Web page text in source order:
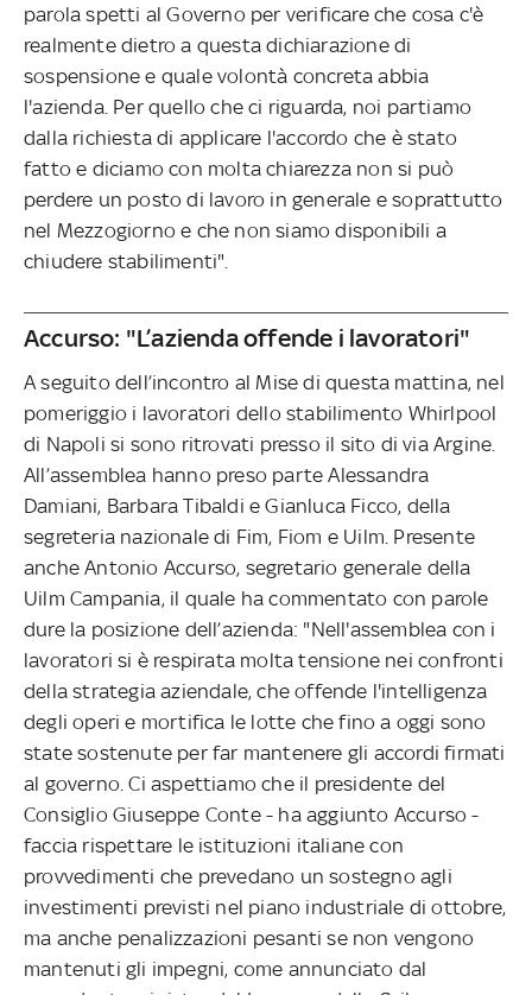
parola spetti al Governo per verificare che cosa c'è
realmente dietro a questa dichiarazione di
sospensione e quale volontà concreta abbia
l'azienda. Per quello che ci riguarda, noi partiamo
dalla richiesta di applicare l'accordo che è stato
fatto e diciamo con molta chiarezza non si può
perdere un posto di lavoro in generale e soprattutto
nel Mezzogiorno e che non siamo disponibili a
chiudere stabilimenti".
Accurso: "L’azienda offende i lavoratori"
A seguito dell’incontro al Mise di questa mattina, nel
pomeriggio i lavoratori dello stabilimento Whirlpool
di Napoli si sono ritrovati presso il sito di via Argine.
All’assemblea hanno preso parte Alessandra
Damiani, Barbara Tibaldi e Gianluca Ficco, della
segreteria nazionale di Fim, Fiom e Uilm. Presente
anche Antonio Accurso, segretario generale della
Uilm Campania, il quale ha commentato con parole
dure la posizione dell’azienda: "Nell'assemblea con i
lavoratori si è respirata molta tensione nei confronti
della strategia aziendale, che offende l'intelligenza
degli operi e mortifica le lotte che fino a oggi sono
state sostenute per far mantenere gli accordi firmati
al governo. Ci aspettiamo che il presidente del
Consiglio Giuseppe Conte - ha aggiunto Accurso -
faccia rispettare le istituzioni italiane con
provvedimenti che prevedano un sostegno agli
investimenti previsti nel piano industriale di ottobre,
ma anche penalizzazioni pesanti se non vengono
mantenuti gli impegni, come annunciato dal